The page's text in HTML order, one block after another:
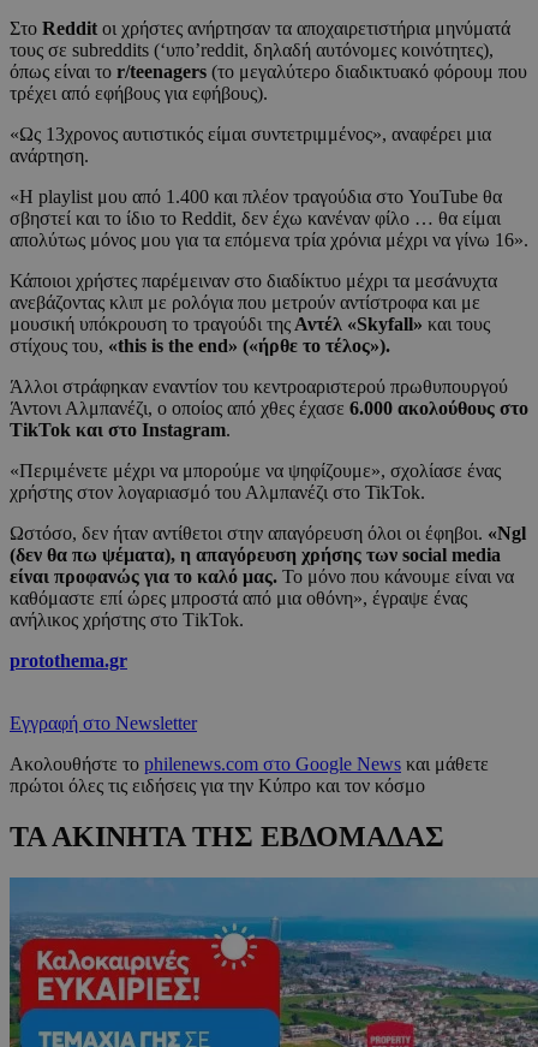
Στο Reddit οι χρήστες ανήρτησαν τα αποχαιρετιστήρια μηνύματά
τους σε subreddits (‘υπο’reddit, δηλαδή αυτόνομες κοινότητες),
όπως είναι το r/teenagers (το μεγαλύτερο διαδικτυακό φόρουμ που
τρέχει από εφήβους για εφήβους).
«Ως 13χρονος αυτιστικός είμαι συντετριμμένος», αναφέρει μια
ανάρτηση.
«Η playlist μου από 1.400 και πλέον τραγούδια στο YouTube θα
σβηστεί και το ίδιο το Reddit, δεν έχω κανέναν φίλο … θα είμαι
απολύτως μόνος μου για τα επόμενα τρία χρόνια μέχρι να γίνω 16».
Κάποιοι χρήστες παρέμειναν στο διαδίκτυο μέχρι τα μεσάνυχτα
ανεβάζοντας κλιπ με ρολόγια που μετρούν αντίστροφα και με
μουσική υπόκρουση το τραγούδι της Αντέλ «Skyfall» και τους
στίχους του, «this is the end» («ήρθε το τέλος»).
Άλλοι στράφηκαν εναντίον του κεντροαριστερού πρωθυπουργού
Άντονι Αλμπανέζι, ο οποίος από χθες έχασε 6.000 ακολούθους στο
TikTok και στο Instagram.
«Περιμένετε μέχρι να μπορούμε να ψηφίζουμε», σχολίασε ένας
χρήστης στον λογαριασμό του Αλμπανέζι στο TikTok.
Ωστόσο, δεν ήταν αντίθετοι στην απαγόρευση όλοι οι έφηβοι. «Ngl
(δεν θα πω ψέματα), η απαγόρευση χρήσης των social media
είναι προφανώς για το καλό μας. Το μόνο που κάνουμε είναι να
καθόμαστε επί ώρες μπροστά από μια οθόνη», έγραψε ένας
ανήλικος χρήστης στο ΤikTok.
protothema.gr
Εγγραφή στο Newsletter
Ακολουθήστε το philenews.com στο Google News και μάθετε
πρώτοι όλες τις ειδήσεις για την Κύπρο και τον κόσμο
ΤΑ ΑΚΙΝΗΤΑ ΤΗΣ ΕΒΔΟΜΑΔΑΣ